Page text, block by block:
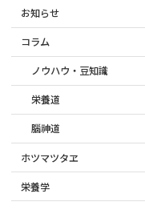
お知らせ
コラム
ノウハウ・豆知識
栄養道
腦神道
ホツマツタヱ
栄養学